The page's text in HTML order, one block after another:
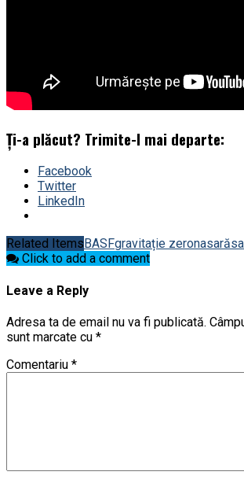
Ți-a plăcut? Trimite-l mai departe:
Facebook
Twitter
LinkedIn
Related Items BASFgravitație zeronasa
Click to add a comment
Leave a Reply
Adresa ta de email nu va fi publicată.
sunt marcate cu *
Comentariu *